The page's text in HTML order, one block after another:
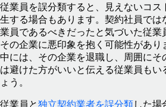
従業員を誤分類すると、見えないコス
生する場合もあります。契約社員では
業員であるべきだったと気づいた従業
その企業に悪印象を抱く可能性があり
中には、その企業を退職し、周囲にそ
は避けた方がいいと伝える従業員もい
ょう。
従業員と独立契約業者を誤分類 した場